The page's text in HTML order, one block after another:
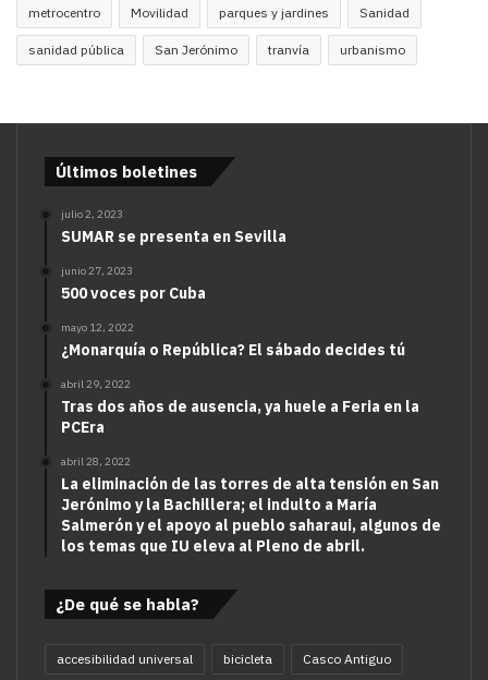
metrocentro Movilidad parques y jardines Sanidad
sanidad pública San Jerónimo tranvía urbanismo
Últimos boletines
julio 2, 2023
SUMAR se presenta en Sevilla
junio 27, 2023
500 voces por Cuba
mayo 12, 2022
¿Monarquía o República? El sábado decides tú
abril 29, 2022
Tras dos años de ausencia, ya huele a Feria en la
PCEra
abril 28, 2022
La eliminación de las torres de alta tensión en San
Jerónimo y la Bachillera; el indulto a María
Salmerón y el apoyo al pueblo saharaui, algunos de
los temas que IU eleva al Pleno de abril.
¿De qué se habla?
accesibilidad universal bicicleta Casco Antiguo